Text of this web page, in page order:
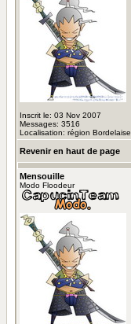
Inscrit le: 03 Nov 2007
Messages: 3516
Localisation: région Bordelaise
Revenir en haut de page
Mensouille
Modo Floodeur